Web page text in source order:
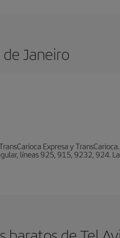
Janeiro
Expresa y
líneas 925, 915, 9232, 924.